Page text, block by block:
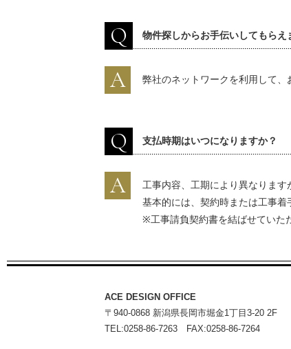
Q 物件探しからお手伝いしてもらえ
A 弊社のネットワークを利用して、
Q 支払時期はいつになりますか？
A
工事内容、工期により異なります
基本的には、契約時または工事着
※工事請負契約書を結ばせていた
ACE DESIGN OFFICE
〒940-0868 新潟県長岡市堀金1丁目3-20 2F
TEL:0258-86-7263 FAX:0258-86-7264